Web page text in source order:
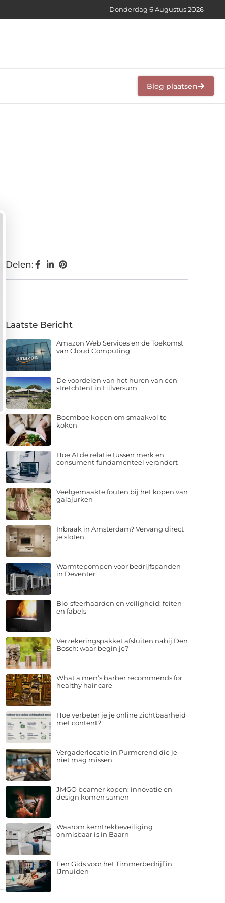
Donderdag 6 Augustus 2026
Blog plaatsen
Delen:
Laatste Bericht
Amazon Web Services en de Toekomst
van Cloud Computing
De voordelen van het huren van een
stretchtent in Hilversum
Boemboe kopen om smaakvol te
koken
Hoe AI de relatie tussen merk en
consument fundamenteel verandert
Veelgemaakte fouten bij het kopen van
galajurken
Inbraak in Amsterdam? Vervang direct
je sloten
Warmtepompen voor bedrijfspanden
in Deventer
Bio-sfeerhaarden en veiligheid: feiten
en fabels
Verzekeringspakket afsluiten nabij Den
Bosch: waar begin je?
What a men’s barber recommends for
healthy hair care
Hoe verbeter je je online zichtbaarheid
met content?
Vergaderlocatie in Purmerend die je
niet mag missen
JMGO beamer kopen: innovatie en
design komen samen
Waarom kerntrekbeveiliging
onmisbaar is in Baarn
Een Gids voor het Timmerbedrijf in
IJmuiden